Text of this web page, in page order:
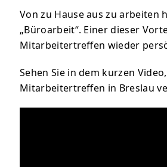
Von zu Hause aus zu
„Büroarbeit“. Einer dieser
Mitarbeitertreffen wieder
Sehen Sie in dem kurzen
Mitarbeitertreffen in Breslau